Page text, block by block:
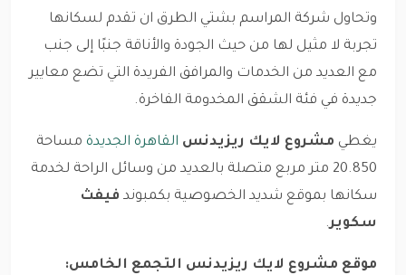
وتحاول شركة المراسم بشتي الطرق ان تقدم لسكانها
تجربة لا مثيل لها من حيث الجودة والأناقة جنبًا إلى جنب
مع العديد من الخدمات والمرافق الفريدة التي تضع معايير
جديدة في فئة الشقق المخدومة الفاخرة.
يغطي مشروع لايك ريزيدنس القاهرة الجديدة مساحة
20.850 متر مربع متصلة بالعديد من وسائل الراحة لخدمة
سكانها بموقع شديد الخصوصية بكمبوند فيفث
سكوير.
موقع مشروع لايك ريزيدنس التجمع الخامس: